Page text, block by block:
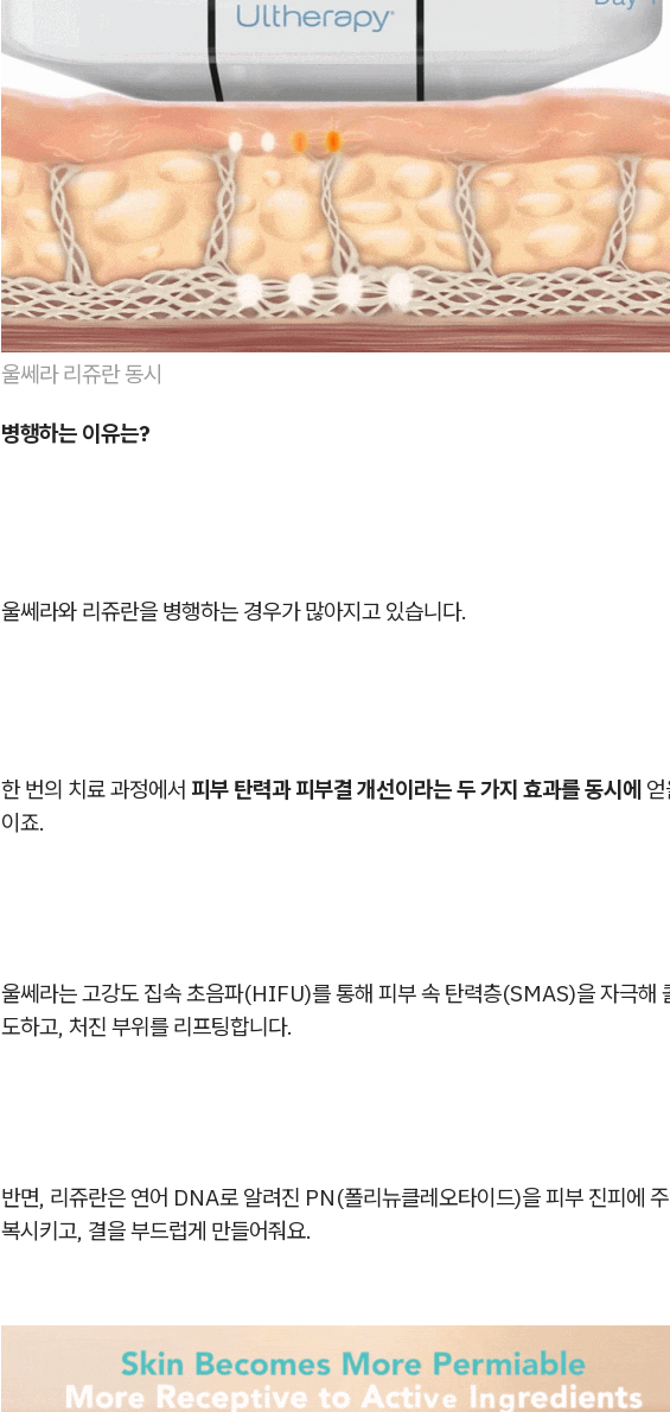
울쎄라 리쥬란 동시
병행하는 이유는?
울쎄라와 리쥬란을 병행하는 경우가 많아지고 있습니다.
한 번의 치료 과정에서 피부 탄력과 피부결 개선이라는 두 가지 효과를 동시에
이죠.
울쎄라는 고강도 집속 초음파(HIFU)를 통해 피부 속 탄력층(SMAS)을 자극해
도하고, 처진 부위를 리프팅합니다.
반면, 리쥬란은 연어 DNA로 알려진 PN(폴리뉴클레오타이드)을 피부 진피에
복시키고, 결을 부드럽게 만들어줘요.